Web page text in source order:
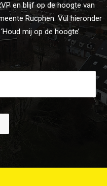
en blijf op de hoogte van
Rucphen. Vul hieronder
mij op de hoogte’